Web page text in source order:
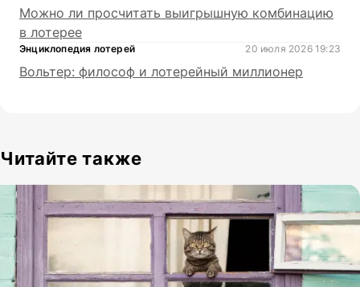
Можно ли просчитать выигрышную комбинацию
в лотерее
Энциклопедия лотерей 20 июля 2026 19:23
Вольтер: философ и лотерейный миллионер
Читайте также